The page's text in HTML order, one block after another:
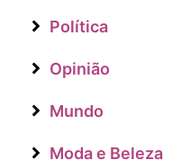
Política
Opinião
Mundo
Moda e Beleza